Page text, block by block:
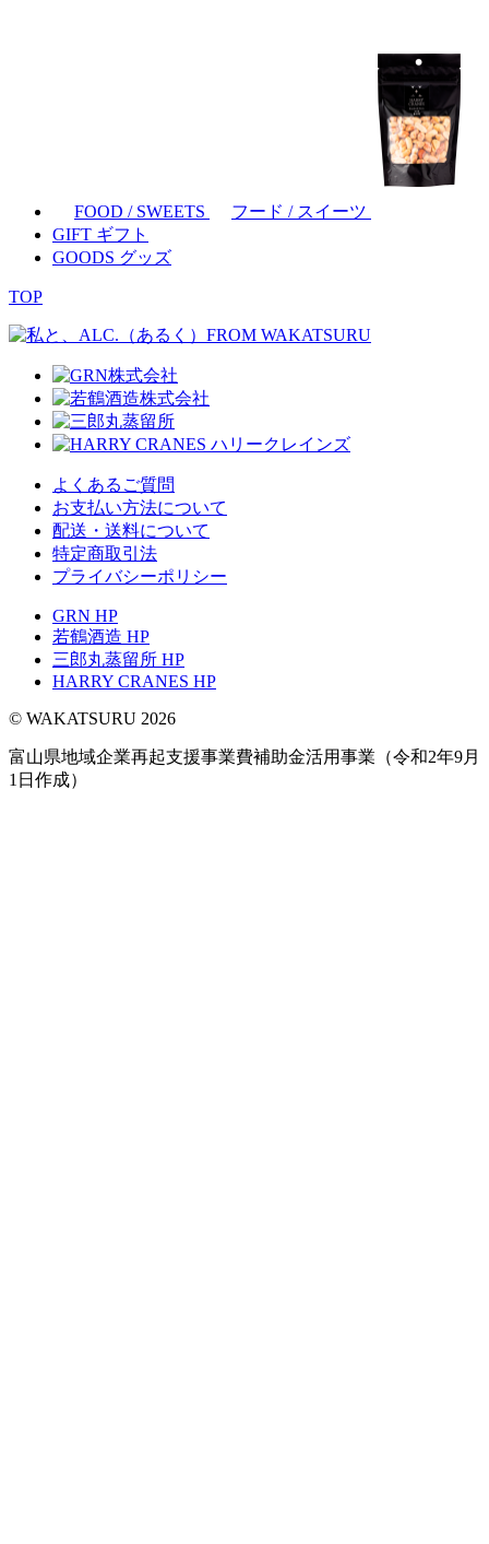
FOOD / SWEETS
フード / スイーツ
GIFT ギフト
GOODS グッズ
TOP
よくあるご質問
お支払い方法について
配送・送料について
特定商取引法
プライバシーポリシー
GRN HP
若鶴酒造 HP
三郎丸蒸留所 HP
HARRY CRANES HP
© WAKATSURU 2026
富山県地域企業再起支援事業費補助金活用事業（令和2年9月
1日作成）